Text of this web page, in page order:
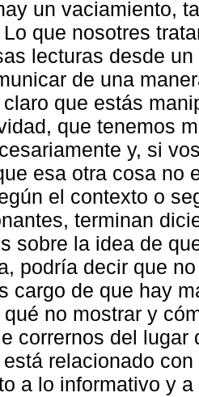
un vaciamiento,
que nosotres
lecturas desde
de una
que estás
que tenemos
y, si
esa otra cosa no
el contexto o
terminan
sobre la idea de
podría decir que
cargo de que hay
qué no mostrar y
corrernos del
relacionado
a lo informativo y